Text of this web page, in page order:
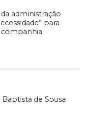
administração
para
companhia
de Sousa